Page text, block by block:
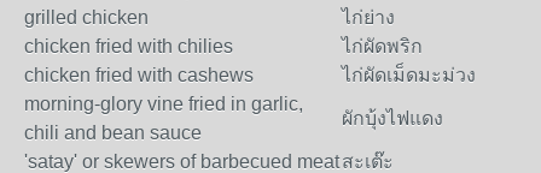
grilled chicken
ไก่ย่าง
chicken fried with chilies
ไก่ผัดพริก
chicken fried with cashews
ไก่ผัดเม็ดมะม่วง
morning-glory vine fried in garlic,
chili and bean sauce
ผักบุ้งไฟแดง
'satay' or skewers of barbecued meatสะเต๊ะ